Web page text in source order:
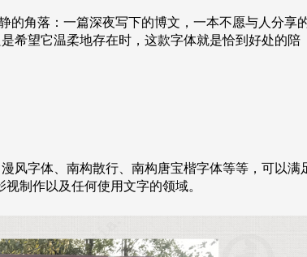
的角落：一篇深夜写下的博文，一本不愿与人分享
希望它温柔地存在时，这款字体就是恰到好处的陪
风字体、南构散行、南构唐宝楷字体等等，可以满
制作以及任何使用文字的领域。